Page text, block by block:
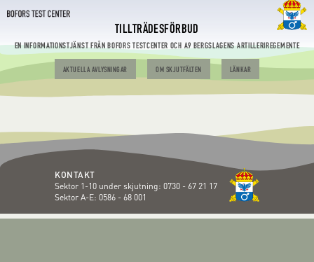
TILLTRÄDESFÖRBUD
EN INFORMATIONSTJÄNST FRÅN BOFORS TESTCENTER OCH A9 BERGSLAGENS ARTILLERIREGEMENTE
AKTUELLA AVLYSNINGAR OM SKJUTFÄLTEN LÄNKAR
KONTAKT
Sektor 1-10 under skjutning: 0730 - 67 21 17
Sektor A-E: 0586 - 68 001